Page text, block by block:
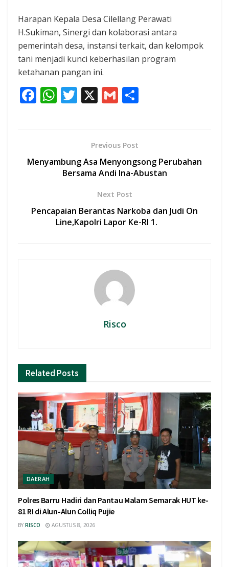
Harapan Kepala Desa Cilellang Perawati
H.Sukiman, Sinergi dan kolaborasi antara
pemerintah desa, instansi terkait, dan kelompok
tani menjadi kunci keberhasilan program
ketahanan pangan ini.
F
o
W
A
p
T
er
X G
l
Previous Post
Menyambung Asa Menyongsong Perubahan
Bersama Andi Ina-Abustan
Next Post
Pencapaian Berantas Narkoba dan Judi On
Line,Kapolri Lapor Ke-RI 1.
Risco
Related Posts
DAERAH
Polres Barru Hadiri dan Pantau Malam Semarak HUT ke-
81 RI di Alun-Alun Colliq Pujie
BY RISCO AGUSTUS 8, 2026